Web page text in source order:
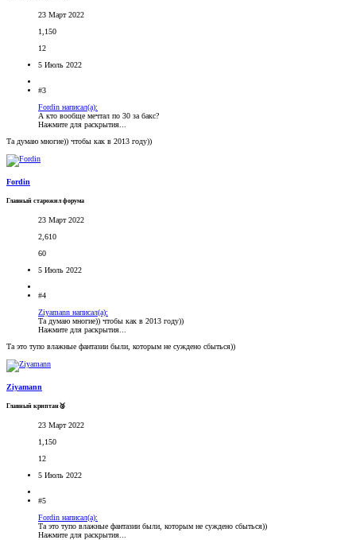
23 Март 2022
1,150
12
5 Июль 2022
#3
Fordin написал(а):
А кто вообще мечтал по 30 за бакс?
Нажмите для раскрытия...
Та думаю многие)) чтобы как в 2013 году))
Fordin
Главный старожил форума
23 Март 2022
2,610
60
5 Июль 2022
#4
Ziyamann написал(а):
Та думаю многие)) чтобы как в 2013 году))
Нажмите для раскрытия...
Та это тупо влажные фантазии были, которым не суждено сбыться))
Ziyamann
Главный криптан🥈
23 Март 2022
1,150
12
5 Июль 2022
#5
Fordin написал(а):
Та это тупо влажные фантазии были, которым не суждено сбыться))
Нажмите для раскрытия...